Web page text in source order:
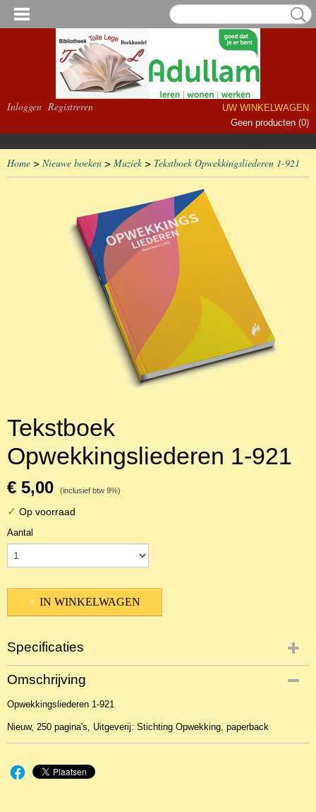
Inloggen Registreren
UW WINKELWAGEN
Geen producten (0)
Home > Nieuwe boeken > Muziek> Tekstboek Opwekkingsliederen 1-921
Tekstboek
Opwekkingsliederen 1-921
€ 5,00 (inclusief btw 9%)
✓ Op voorraad
Aantal
IN WINKELWAGEN
Specificaties
Productcode
NBKMu-37931
EAN code
Productcode leverancier
Omschrijving
Opwekkingsliederen 1-921
Nieuw, 250 pagina's, Uitgeverij: Stichting Opwekking, paperback